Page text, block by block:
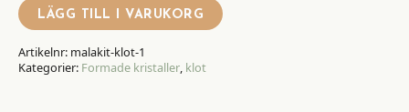
LÄGG TILL I VARUKORG
Artikelnr: malakit-klot-1
Kategorier: Formade kristaller, klot